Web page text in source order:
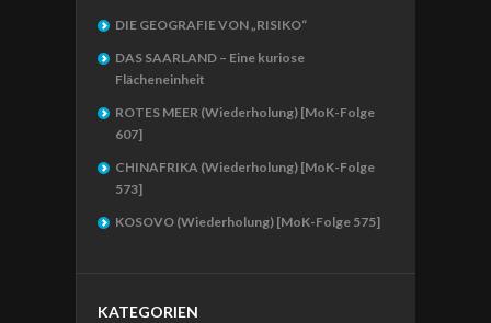
DIE GEOGRAFIE VON „RISIKO“
DAS SAARLAND – Eine kuriose
Flächeneinheit
ROTES MEER (Wiederholung) [MoK-Folge
607]
CHINAFRIKA (Wiederholung) [MoK-Folge
573]
KOSOVO (Wiederholung) [MoK-Folge 575]
KATEGORIEN